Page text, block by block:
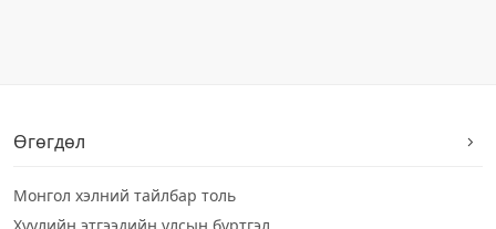
Өгөгдөл
Монгол хэлний тайлбар толь